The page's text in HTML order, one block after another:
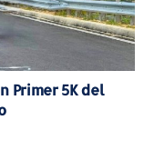
Primer 5K del